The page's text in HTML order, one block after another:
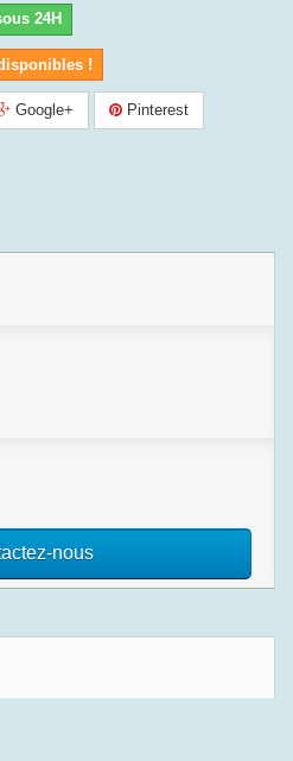
24H
!
Google+ Pinterest
nous